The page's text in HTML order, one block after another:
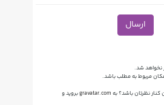
ارسال
نخواهد شد.
مربوط به مطلب باشد.
نظرتان باشد؟ به gravatar.comبروید و